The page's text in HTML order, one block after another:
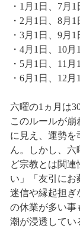
・1月1日、7月
・2月1日、8月1
・3月1日、9月
・4月1日、10
・5月1日、11
・6月1日、12
六曜の1ヵ月は
このルールが
に見え、運勢を
ん。しかし、
ど宗教とは関連
い」「友引にお
迷信や縁起担ぎ
の休業が多い事
潮が浸透してい